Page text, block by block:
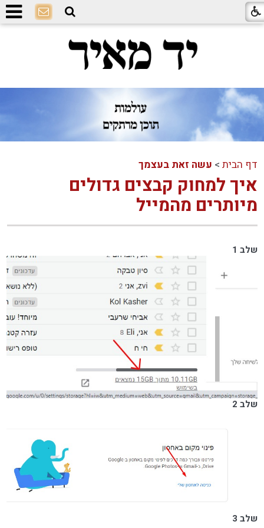
דף הבית > עשה זאת בעצמך
איך למחוק קבצים גדולים
מיותרים מהמייל
שלב 1
שלב 2
שלב 3